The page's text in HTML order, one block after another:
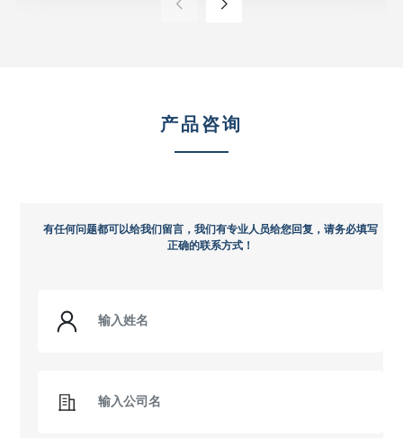
产品咨询
有任何问题都可以给我们留言，我们有专业人员给您回复，请务必填写
正确的联系方式！